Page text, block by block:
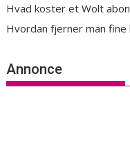
Hvad koster et Wolt
Hvordan fjerner man fine
Annonce